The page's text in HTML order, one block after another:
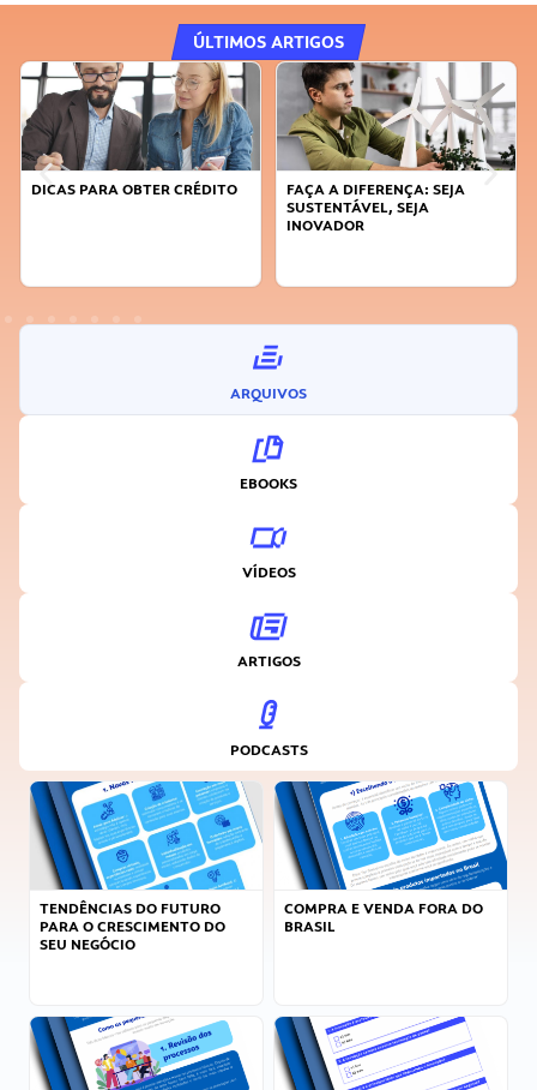
ÚLTIMOS ARTIGOS
DICAS PARA OBTER CRÉDITO
FAÇA A DIFERENÇA: SEJA
SUSTENTÁVEL, SEJA
INOVADOR
ARQUIVOS
EBOOKS
VÍDEOS
ARTIGOS
PODCASTS
TENDÊNCIAS DO FUTURO
PARA O CRESCIMENTO DO
SEU NEGÓCIO
COMPRA E VENDA FORA DO
BRASIL